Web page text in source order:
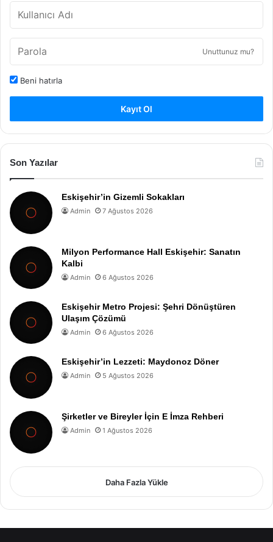
Unuttunuz mu?
Beni hatırla
Kayıt Ol
Son Yazılar
Eskişehir’in Gizemli Sokakları
Admin 7 Ağustos 2026
Milyon Performance Hall Eskişehir: Sanatın
Kalbi
Admin 6 Ağustos 2026
Eskişehir Metro Projesi: Şehri Dönüştüren
Ulaşım Çözümü
Admin 6 Ağustos 2026
Eskişehir’in Lezzeti: Maydonoz Döner
Admin 5 Ağustos 2026
Şirketler ve Bireyler İçin E İmza Rehberi
Admin 1 Ağustos 2026
Daha Fazla Yükle